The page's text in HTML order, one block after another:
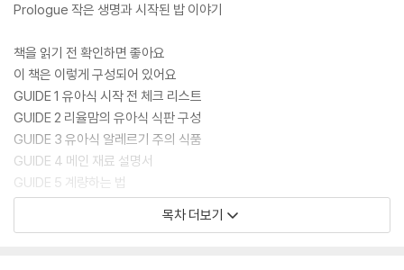
Prologue 작은 생명과 시작된 밥 이야기
책을 읽기 전 확인하면 좋아요
이 책은 이렇게 구성되어 있어요
GUIDE 1 유아식 시작 전 체크 리스트
GUIDE 2 리율맘의 유아식 식판 구성
GUIDE 3 유아식 알레르기 주의 식품
GUIDE 4 메인 재료 설명서
GUIDE 5 계량하는 법
GUIDE 6 재료 써는 법
GUIDE 7 리율맘의 유아식 필수 도구
목차 더보기